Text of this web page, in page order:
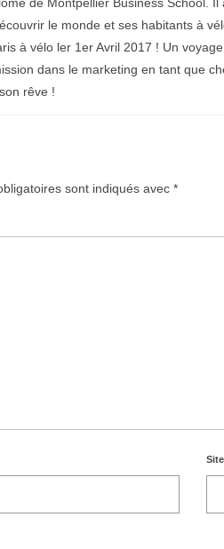
le monde et ses habitants à
à vélo ler 1er Avril 2017 ! Un
dans le marketing en tant que
rêve !
sont indiqués avec *